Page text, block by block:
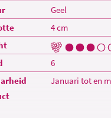
Geel
4 cm
6
Januari tot en